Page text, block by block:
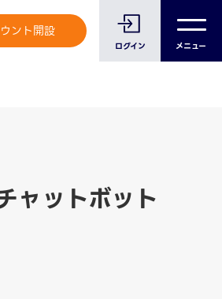
ント開設
ログイン メニュー
ットボット